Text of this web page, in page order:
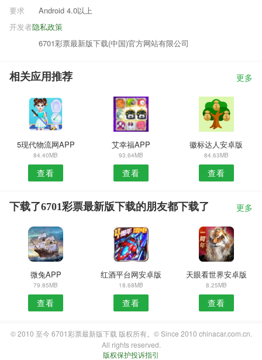
要求
Android 4.0以上
隐私政策
开发者
6701彩票最新版下载(中国)官方网站有限公司
相关应用推荐 更多
5现代物流网APP
84.40MB
查看
艾幸福APP
93.64MB
查看
徽标达人安卓版
84.63MB
查看
下载了6701彩票最新版下载的朋友都下载了 更多
微兔APP
79.85MB
查看
红酒平台网安卓版
18.68MB
查看
天眼看世界安卓版
8.25MB
查看
© 2010 至今 6701彩票最新版下载 版权所有。© Since 2010 chinacar.com.cn.
All rights reserved.
版权保护投诉指引